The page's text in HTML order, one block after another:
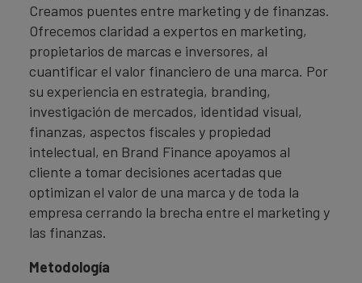
Creamos puentes entre marketing y de finanzas.
Ofrecemos claridad a expertos en marketing,
propietarios de marcas e inversores, al
cuantificar el valor financiero de una marca. Por
su experiencia en estrategia, branding,
investigación de mercados, identidad visual,
finanzas, aspectos fiscales y propiedad
intelectual, en Brand Finance apoyamos al
cliente a tomar decisiones acertadas que
optimizan el valor de una marca y de toda la
empresa cerrando la brecha entre el marketing y
las finanzas.
Metodología